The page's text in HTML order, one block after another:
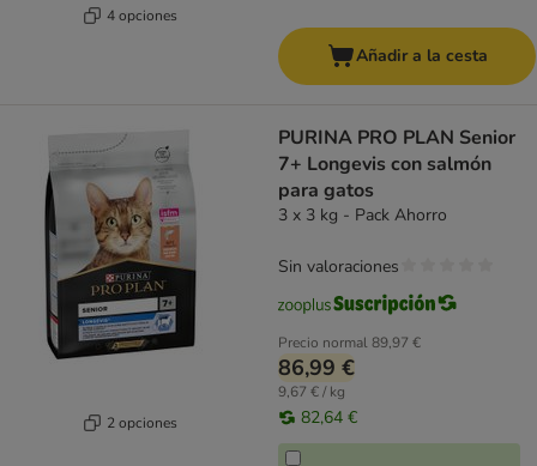
4 opciones
Añadir a la cesta
2 opciones
PURINA PRO PLAN Senior
7+ Longevis con salmón
para gatos
3 x 3 kg - Pack Ahorro
Precio normal89,97 €
86,99 €
9,67 € / kg
82,64 €
Sin valoraciones